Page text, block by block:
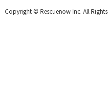
Copyright © Rescuenow Inc. All Rights